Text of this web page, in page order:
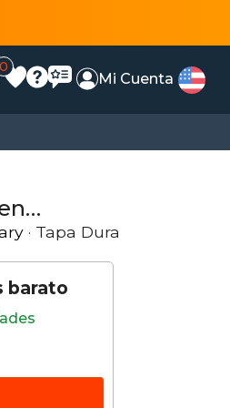
0
Mi Cuenta
· Tapa Dura
barato